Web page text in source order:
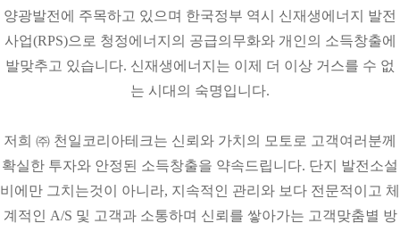
양광발전에 주목하고 있으며 한국정부 역시 신재생에너지 발전
사업(RPS)으로 청정에너지의 공급의무화와 개인의 소득창출에
발맞추고 있습니다. 신재생에너지는 이제 더 이상 거스를 수 없
는 시대의 숙명입니다.
저희 ㈜ 천일코리아테크는 신뢰와 가치의 모토로 고객여러분께
확실한 투자와 안정된 소득창출을 약속드립니다. 단지 발전소설
비에만 그치는것이 아니라, 지속적인 관리와 보다 전문적이고 체
계적인 A/S 및 고객과 소통하며 신뢰를 쌓아가는 고객맞춤별 방